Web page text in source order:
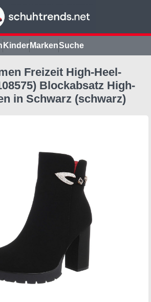
Kinder MarkenSuche
Freizeit High-Heel-
Blockabsatz High-
in Schwarz (schwarz)